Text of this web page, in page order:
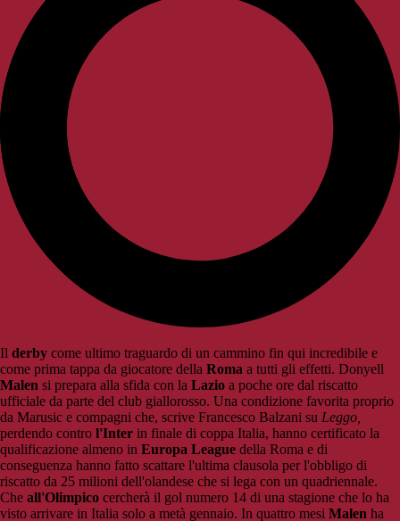
Il derby come ultimo traguardo di un cammino fin qui incredibile e
come prima tappa da giocatore della Roma a tutti gli effetti. Donyell
Malen si prepara alla sfida con la Lazio a poche ore dal riscatto
ufficiale da parte del club giallorosso. Una condizione favorita proprio
da Marusic e compagni che, scrive Francesco Balzani su Leggo,
perdendo contro l'Inter in finale di coppa Italia, hanno certificato la
qualificazione almeno in Europa League della Roma e di
conseguenza hanno fatto scattare l'ultima clausola per l'obbligo di
riscatto da 25 milioni dell'olandese che si lega con un quadriennale.
Che all'Olimpico cercherà il gol numero 14 di una stagione che lo ha
visto arrivare in Italia solo a metà gennaio. In quattro mesi Malen ha